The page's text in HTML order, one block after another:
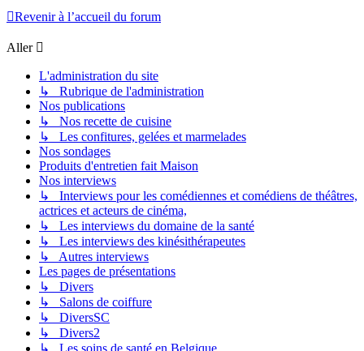
Revenir à l’accueil du forum
Aller
L'administration du site
↳ Rubrique de l'administration
Nos publications
↳ Nos recette de cuisine
↳ Les confitures, gelées et marmelades
Nos sondages
Produits d'entretien fait Maison
Nos interviews
↳ Interviews pour les comédiennes et comédiens de théâtres,
actrices et acteurs de cinéma,
↳ Les interviews du domaine de la santé
↳ Les interviews des kinésithérapeutes
↳ Autres interviews
Les pages de présentations
↳ Divers
↳ Salons de coiffure
↳ DiversSC
↳ Divers2
↳ Les soins de santé en Belgique